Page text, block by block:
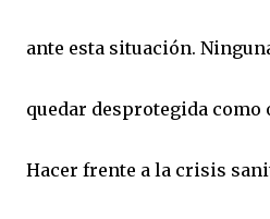
ante esta situación.
quedar desprotegida como
Hacer frente a la crisis